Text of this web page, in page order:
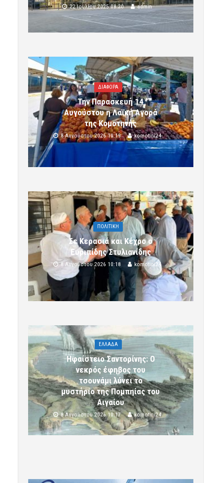
22 Ιουλίου 2025 08:20 admin
ΔΙΑΦΟΡΑ
Την Παρασκευή 14
Αυγούστου η Λαϊκή Αγορά
της Κομοτηνής
8 Αυγούστου 2026 10:19 komotini24
ΠΟΛΙΤΙΚΗ
Σε Κερασιά και Κέχρο ο
Ευριπίδης Στυλιανίδης
8 Αυγούστου 2026 10:18 komotini24
ΕΛΛΑΔΑ
Ηφαίστειο Σαντορίνης: Ο
νεκρός έφηβος του
τσουνάμι λύνει το
μυστήριο της Πομπηίας του
Αιγαίου
8 Αυγούστου 2026 10:17 komotini24